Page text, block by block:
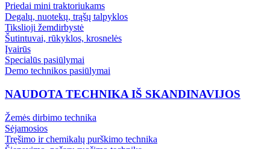
Priedai mini traktoriukams
Degalų, nuotekų, trąšų talpyklos
Tikslioji žemdirbystė
Šutintuvai, rūkyklos, krosnelės
Įvairūs
Specialūs pasiūlymai
Demo technikos pasiūlymai
NAUDOTA TECHNIKA IŠ SKANDINAVIJOS
Žemės dirbimo technika
Sėjamosios
Tręšimo ir chemikalų purškimo technika